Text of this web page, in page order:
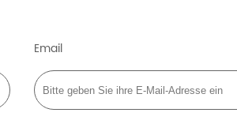
Email